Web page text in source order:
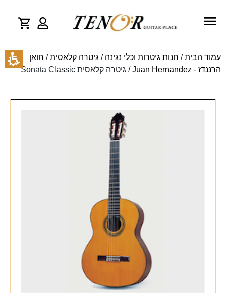
עמוד הבית/ חנות גיטרות וכלי נגינה / גיטרה קלאסית/ חואן
הרננדז - Juan Hernandez
/ גיטרה קלאסית Sonata Classic